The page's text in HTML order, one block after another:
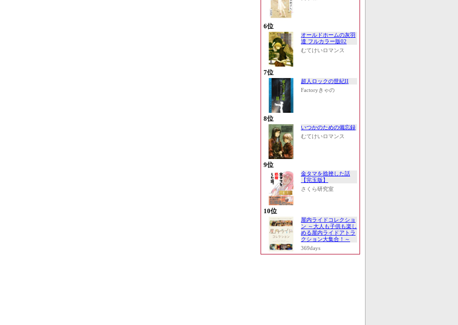
6位
オールドホームの灰羽
達 フルカラー版02
むてけいロマンス
7位
超人ロックの世紀II
Factoryきゃの
8位
いつかのための備忘録
むてけいロマンス
9位
金タマを捻挫した話
【完玉版】
さくら研究室
10位
屋内ライドコレクショ
ン ～大人も子供も楽し
める屋内ライドアトラ
クション大集合！～
369days